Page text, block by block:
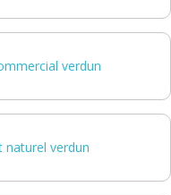
verdun
naturel verdun